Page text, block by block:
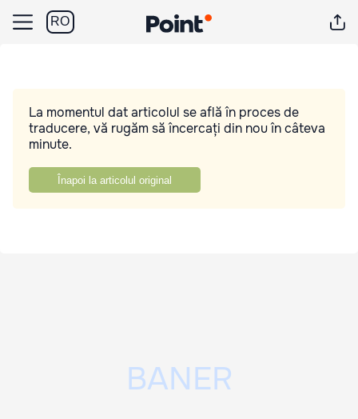
RO
La momentul dat articolul se află în proces de
traducere, vă rugăm să încercați din nou în câteva
minute.
Înapoi la articolul original